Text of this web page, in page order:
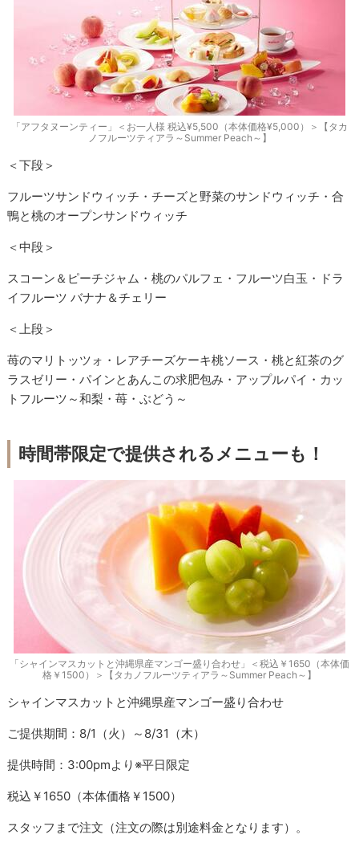
「アフタヌーンティー」＜お一人様 税込¥5,500（本体価格¥5,000）＞【タカ
ノフルーツティアラ～Summer Peach～】
＜下段＞
フルーツサンドウィッチ・チーズと野菜のサンドウィッチ・合
鴨と桃のオープンサンドウィッチ
＜中段＞
スコーン＆ピーチジャム・桃のパルフェ・フルーツ白玉・ドラ
イフルーツ バナナ＆チェリー
＜上段＞
苺のマリトッツォ・レアチーズケーキ桃ソース・桃と紅茶のグ
ラスゼリー・パインとあんこの求肥包み・アップルパイ・カッ
トフルーツ～和梨・苺・ぶどう～
時間帯限定で提供されるメニューも！
「シャインマスカットと沖縄県産マンゴー盛り合わせ」＜税込￥1650（本体価
格￥1500）＞【タカノフルーツティアラ～Summer Peach～】
シャインマスカットと沖縄県産マンゴー盛り合わせ
ご提供期間：8/1（火）～8/31（木）
提供時間：3:00pmより※平日限定
税込￥1650（本体価格￥1500）
スタッフまで注文（注文の際は別途料金となります）。